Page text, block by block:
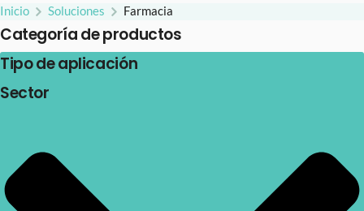
Inicio Soluciones Farmacia
Categoría de productos
Tipo de aplicación
Sector